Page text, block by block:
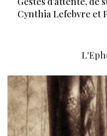
Cynthia Lefebvre et